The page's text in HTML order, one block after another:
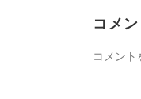
コメ
コメン